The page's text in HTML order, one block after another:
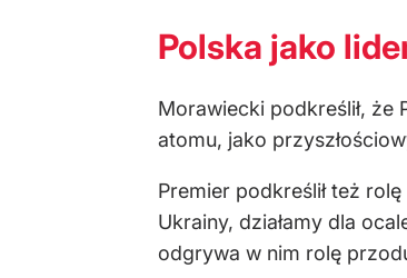
Polska jako
Morawiecki podkreślił, że
atomu, jako
Premier podkreślił też
Ukrainy, działamy dla
odgrywa w nim rolę